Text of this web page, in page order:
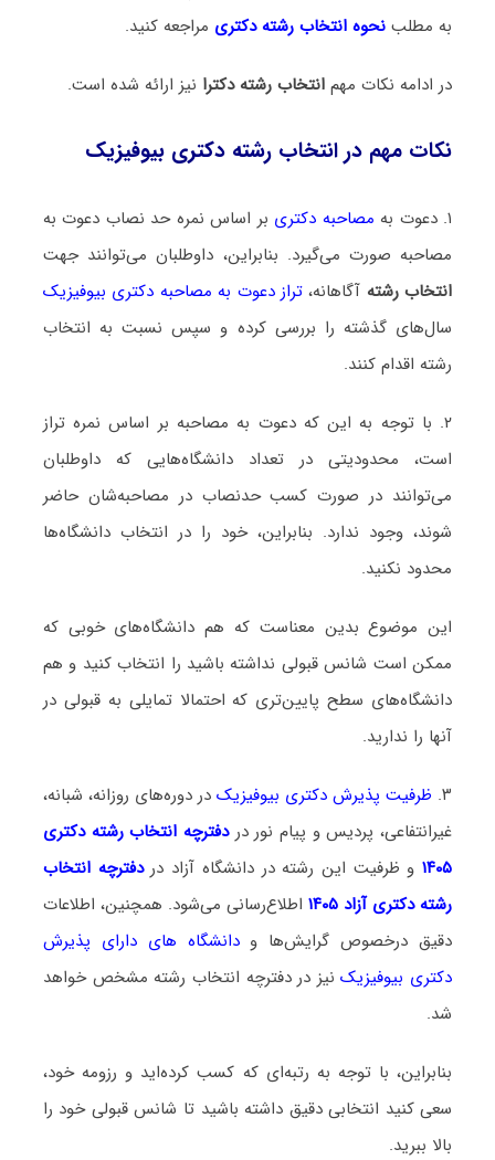
به مطلب نحوه انتخاب رشته دکتری مراجعه کنید.
در ادامه نکات مهم انتخاب رشته دکترا نیز ارائه شده است.
نکات مهم در انتخاب رشته دکتری بیوفیزیک
۱. دعوت به مصاحبه دکتری بر اساس نمره حد نصاب دعوت به
مصاحبه صورت می‌گیرد. بنابراین، داوطلبان می‌توانند جهت
انتخاب رشته آگاهانه،تراز دعوت به مصاحبه دکتری بیوفیزیک
سال‌های گذشته را بررسی کرده و سپس نسبت به انتخاب
رشته اقدام کنند.
۲. با توجه به این که دعوت به مصاحبه بر اساس نمره تراز
است، محدودیتی در تعداد دانشگاه‌هایی که داوطلبان
می‌توانند در صورت کسب حدنصاب در مصاحبه‌شان حاضر
شوند، وجود ندارد. بنابراین، خود را در انتخاب دانشگاه‌ها
محدود نکنید.
این موضوع بدین معناست که هم دانشگاه‌های خوبی که
ممکن است شانس قبولی نداشته باشید را انتخاب کنید و هم
دانشگاه‌های سطح پایین‌تری که احتمالا تمایلی به قبولی در
آنها را ندارید.
۳. ظرفیت پذیرش دکتری بیوفیزیک در دوره‌های روزانه، شبانه،
غیرانتفاعی، پردیس و پیام نور دردفترچه انتخاب رشته دکتری
۱۴۰۵و ظرفیت این رشته در دانشگاه آزاد دردفترچه انتخاب
رشته دکتری آزاد ۱۴۰۵
اطلاع‌رسانی می‌شود. همچنین، اطلاعات
دقیق درخصوص گرایش‌ها ودانشگاه‌ های دارای پذیرش
دکتری بیوفیزیکنیز در دفترچه انتخاب رشته مشخص خواهد
شد.
بنابراین، با توجه به رتبه‌ای که کسب کرده‌اید و رزومه خود،
سعی کنید انتخابی دقیق داشته باشید تا شانس قبولی خود را
بالا ببرید.